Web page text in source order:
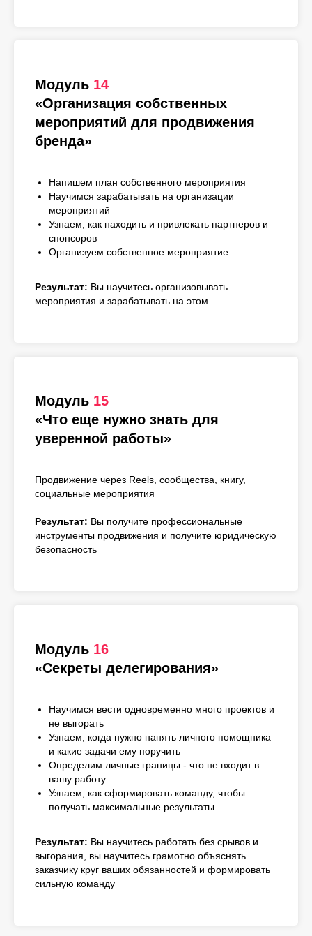
Модуль 14
«Организация собственных
мероприятий для продвижения
бренда»
Напишем план собственного мероприятия
Научимся зарабатывать на организации
мероприятий
Узнаем, как находить и привлекать партнеров и
спонсоров
Организуем собственное мероприятие
Результат: Вы научитесь организовывать
мероприятия и зарабатывать на этом
Модуль 15
«Что еще нужно знать для
уверенной работы»
Продвижение через Reels, сообщества, книгу,
социальные мероприятия
Результат: Вы получите профессиональные
инструменты продвижения и получите юридическую
безопасность
Модуль 16
«Секреты делегирования»
Научимся вести одновременно много проектов и
не выгорать
Узнаем, когда нужно нанять личного помощника
и какие задачи ему поручить
Определим личные границы - что не входит в
вашу работу
Узнаем, как сформировать команду, чтобы
получать максимальные результаты
Результат: Вы научитесь работать без срывов и
выгорания, вы научитесь грамотно объяснять
заказчику круг ваших обязанностей и формировать
сильную команду